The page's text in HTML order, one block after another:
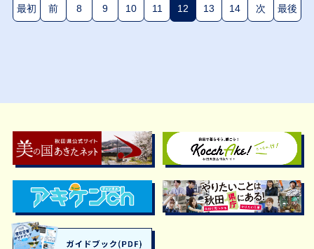
最初 前 8 9 10 11 12(現在のページ)
13 14 次 最後